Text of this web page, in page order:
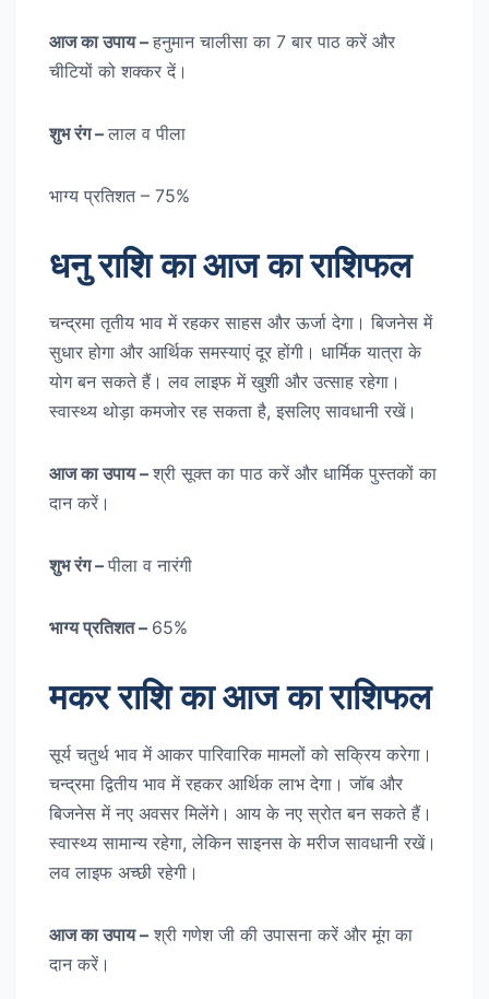
आज का उपाय – हनुमान चालीसा का 7 बार पाठ करें और
चीटियों को शक्कर दें।
शुभ रंग – लाल व पीला
भाग्य प्रतिशत – 75%
धनु राशि का आज का राशिफल
चन्द्रमा तृतीय भाव में रहकर साहस और ऊर्जा देगा। बिजनेस में
सुधार होगा और आर्थिक समस्याएं दूर होंगी। धार्मिक यात्रा के
योग बन सकते हैं। लव लाइफ में खुशी और उत्साह रहेगा।
स्वास्थ्य थोड़ा कमजोर रह सकता है, इसलिए सावधानी रखें।
आज का उपाय – श्री सूक्त का पाठ करें और धार्मिक पुस्तकों का
दान करें।
शुभ रंग – पीला व नारंगी
भाग्य प्रतिशत – 65%
मकर राशि का आज का राशिफल
सूर्य चतुर्थ भाव में आकर पारिवारिक मामलों को सक्रिय करेगा।
चन्द्रमा द्वितीय भाव में रहकर आर्थिक लाभ देगा। जॉब और
बिजनेस में नए अवसर मिलेंगे। आय के नए स्रोत बन सकते हैं।
स्वास्थ्य सामान्य रहेगा, लेकिन साइनस के मरीज सावधानी रखें।
लव लाइफ अच्छी रहेगी।
आज का उपाय – श्री गणेश जी की उपासना करें और मूंग का
दान करें।